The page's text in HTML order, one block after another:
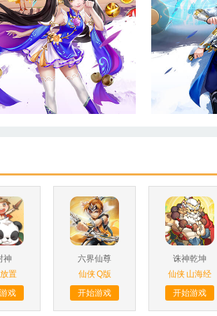
神
放置
戏
六界仙尊
仙侠Q版
开始游戏
诛神乾坤
仙侠 山海经
开始游戏